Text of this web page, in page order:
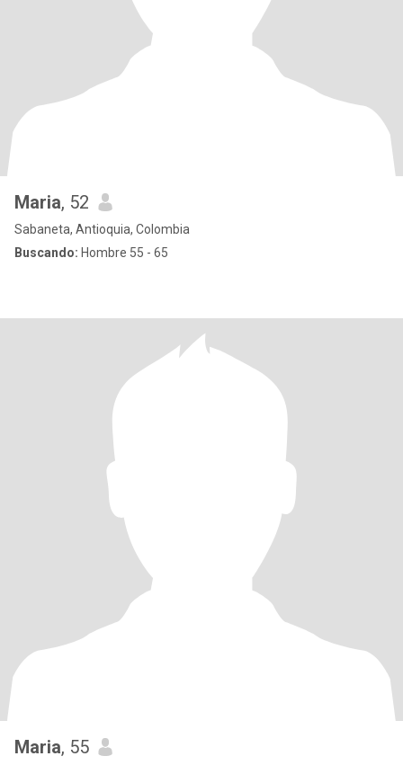
Maria, 52
Sabaneta, Antioquia, Colombia
Buscando: Hombre 55 - 65
Maria, 55